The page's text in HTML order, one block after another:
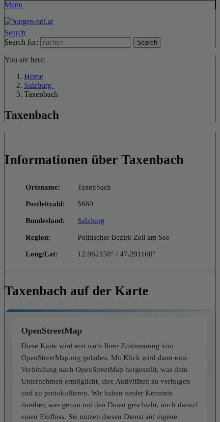
Menu
Search
Search for:
Search
You are here:
Home
Salzburg
Taxenbach
Taxenbach
Informationen über Taxenbach
Ortsname: Taxenbach
Postleitzahl: 5660
Bundesland: Salzburg
Region: Politischer Bezirk Zell am See
Long/Lat: 12.962150° / 47.291160°
Taxenbach auf der Karte
OpenStreetMap
Diese Karte wird erst nach Ihrer Zustimmung von
OpenStreetMap.org geladen. Mit Klick wird dann eine
Verbindung nach OpenStreetMap hergestellt, was dem
Unternehmen ermöglicht, Ihre Aktivitäten zu verfolgen
und zu protokollieren. Wir haben weder Kenntnis
darüber, was genau mit den Daten geschieht, noch darauf
einen Einfluss. Sie nutzen diesen Dienst auf eigene